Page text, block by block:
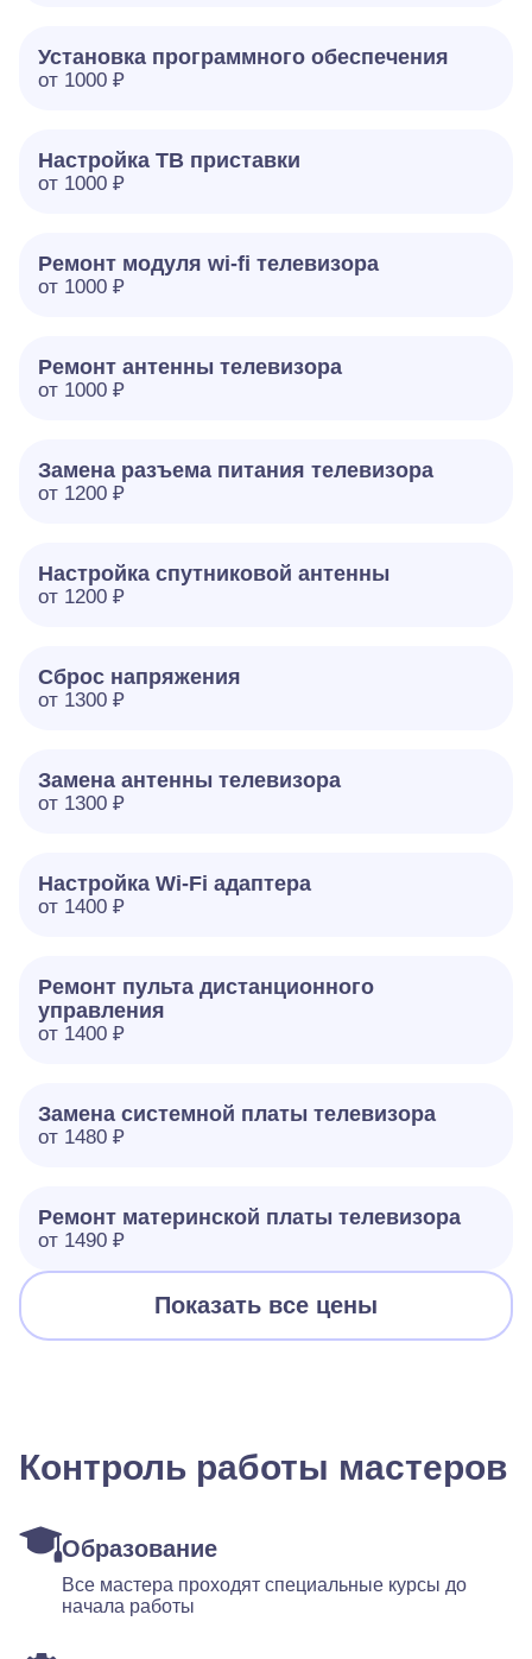
Установка программного обеспечения
от 1000 ₽
Настройка ТВ приставки
от 1000 ₽
Ремонт модуля wi-fi телевизора
от 1000 ₽
Ремонт антенны телевизора
от 1000 ₽
Замена разъема питания телевизора
от 1200 ₽
Настройка спутниковой антенны
от 1200 ₽
Сброс напряжения
от 1300 ₽
Замена антенны телевизора
от 1300 ₽
Настройка Wi-Fi адаптера
от 1400 ₽
Ремонт пульта дистанционного
управления
от 1400 ₽
Замена системной платы телевизора
от 1480 ₽
Ремонт материнской платы телевизора
от 1490 ₽
Показать все цены
Контроль работы мастеров
Образование
Все мастера проходят специальные курсы до
начала работы